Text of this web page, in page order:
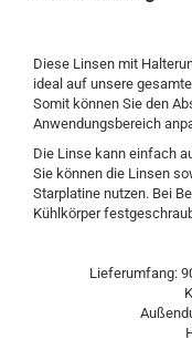
Diese Linsen mit
ideal auf unsere
Somit können Sie den
Anwendungsbereich
Die Linse kann einfach
Sie können die Linsen
Starplatine nutzen. Bei
Kühlkörper
Lieferumfang: